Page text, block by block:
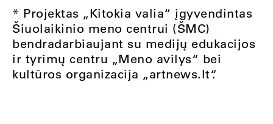
* Projektas „Kitokia valia“ įgyvendintas
Šiuolaikinio meno centrui (ŠMC)
bendradarbiaujant su medijų edukacijos
ir tyrimų centru „Meno avilys“ bei
kultūros organizacija „artnews.lt“.